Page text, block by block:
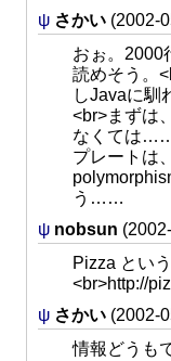
ψ さかい (2002-
おぉ。2000
読めそう。
しJavaに馴
<br>まずは
なくては
プレートは
う……
ψ nobsun
Pizza とい
<br>http://
ψ さかい (2002-
情報どうも